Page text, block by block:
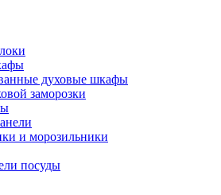
духовые шкафы
заморозки
и морозильники
посуды